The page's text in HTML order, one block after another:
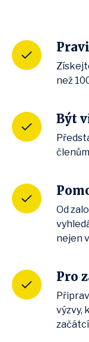
než
Být
Od
nejen
Pro
výzvy,